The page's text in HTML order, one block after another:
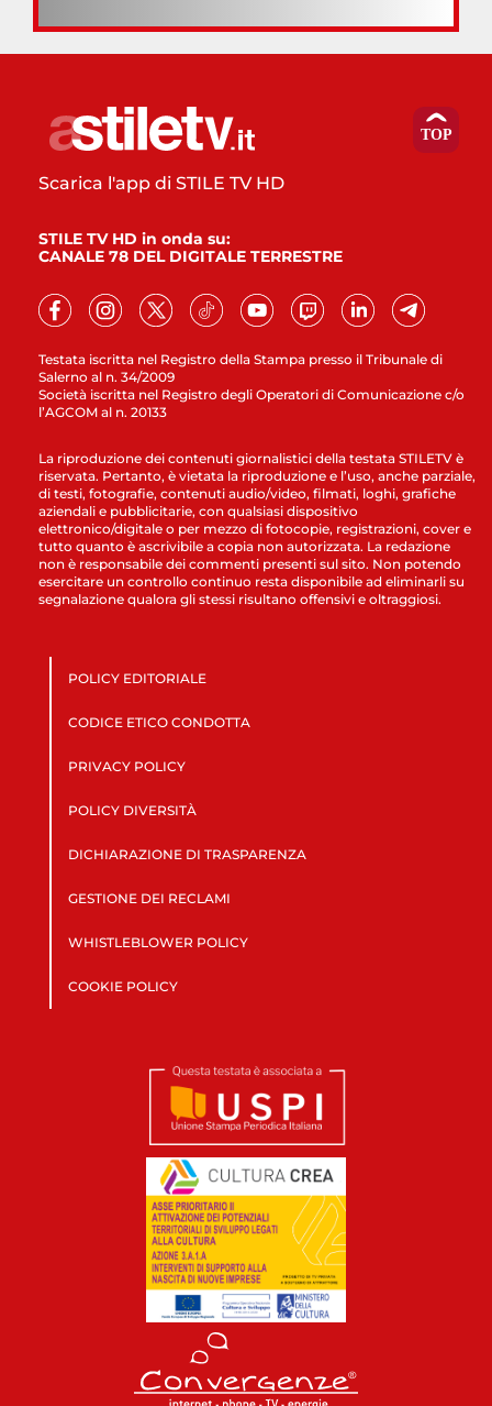
Testata iscritta nel Registro della Stampa presso il Tribunale di
Salerno al n. 34/2009
Società iscritta nel Registro degli Operatori di Comunicazione c/o
l’AGCOM al n. 20133
Scarica l'app di STILE TV HD
STILE TV HD in onda su:
CANALE 78 DEL DIGITALE TERRESTRE
La riproduzione dei contenuti giornalistici della testata STILETV è
riservata. Pertanto, è vietata la riproduzione e l’uso, anche parziale,
di testi, fotografie, contenuti audio/video, filmati, loghi, grafiche
aziendali e pubblicitarie, con qualsiasi dispositivo
elettronico/digitale o per mezzo di fotocopie, registrazioni, cover e
tutto quanto è ascrivibile a copia non autorizzata. La redazione
non è responsabile dei commenti presenti sul sito. Non potendo
esercitare un controllo continuo resta disponibile ad eliminarli su
segnalazione qualora gli stessi risultano offensivi e oltraggiosi.
POLICY EDITORIALE
CODICE ETICO CONDOTTA
PRIVACY POLICY
POLICY DIVERSITÀ
DICHIARAZIONE DI TRASPARENZA
GESTIONE DEI RECLAMI
WHISTLEBLOWER POLICY
COOKIE POLICY